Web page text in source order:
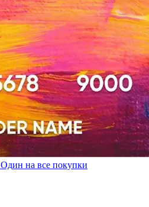
Один на все покупки